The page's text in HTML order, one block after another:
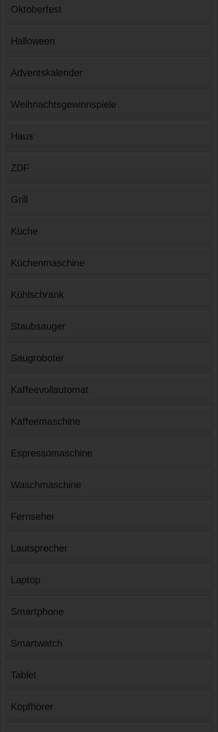
Oktoberfest
Halloween
Adventskalender
Weihnachtsgewinnspiele
Haus
ZDF
Grill
Küche
Küchenmaschine
Kühlschrank
Staubsauger
Saugroboter
Kaffeevollautomat
Kaffeemaschine
Espressomaschine
Waschmaschine
Fernseher
Lautsprecher
Laptop
Smartphone
Smartwatch
Tablet
Kopfhörer